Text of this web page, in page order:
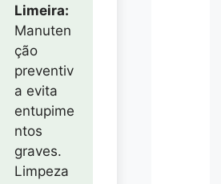
Limeira:
Manuten
ção
preventiv
a evita
entupime
ntos
graves.
Limpeza